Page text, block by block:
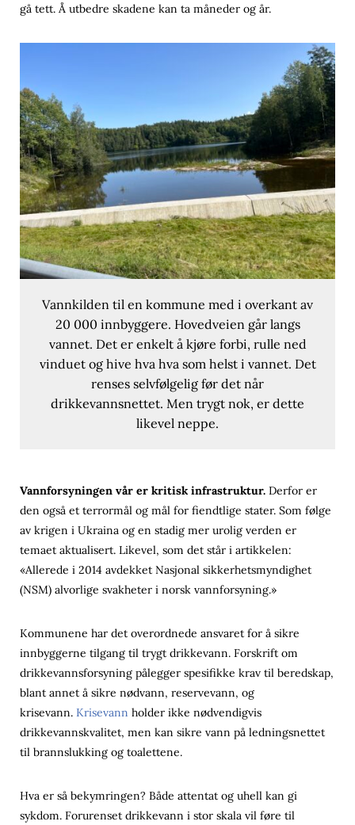
gå tett. Å utbedre skadene kan ta måneder og år.
Vannkilden til en kommune med i overkant av
20 000 innbyggere. Hovedveien går langs
vannet. Det er enkelt å kjøre forbi, rulle ned
vinduet og hive hva hva som helst i vannet. Det
renses selvfølgelig før det når
drikkevannsnettet. Men trygt nok, er dette
likevel neppe.
Vannforsyningen vår er kritisk infrastruktur. Derfor er
den også et terrormål og mål for fiendtlige stater. Som følge
av krigen i Ukraina og en stadig mer urolig verden er
temaet aktualisert. Likevel, som det står i artikkelen:
«Allerede i 2014 avdekket Nasjonal sikkerhetsmyndighet
(NSM) alvorlige svakheter i norsk vannforsyning.»
Kommunene har det overordnede ansvaret for å sikre
innbyggerne tilgang til trygt drikkevann. Forskrift om
drikkevannsforsyning pålegger spesifikke krav til beredskap,
blant annet å sikre nødvann, reservevann, og
krisevann. Krisevann holder ikke nødvendigvis
drikkevannskvalitet, men kan sikre vann på ledningsnettet
til brannslukking og toalettene.
Hva er så bekymringen? Både attentat og uhell kan gi
sykdom. Forurenset drikkevann i stor skala vil føre til